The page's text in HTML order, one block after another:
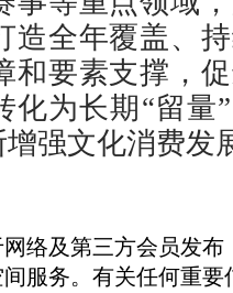
造全年覆盖、
和要素支撑，
化为长期“留量
强文化消费发
络及第三方会员发
服务。有关任何重